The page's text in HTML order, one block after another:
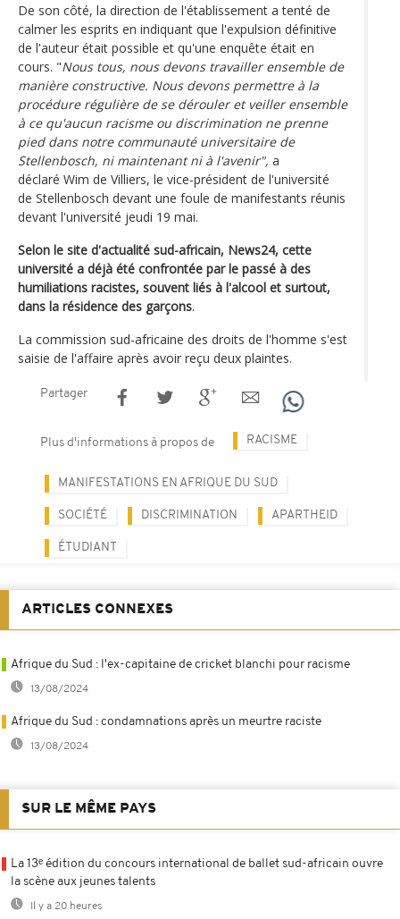
De son côté, la direction de l'établissement a tenté de
calmer les esprits en indiquant que l'expulsion définitive
de l'auteur était possible et qu'une enquête était en
cours. "Nous tous, nous devons travailler ensemble de
manière constructive. Nous devons permettre à la
procédure régulière de se dérouler et veiller ensemble
à ce qu'aucun racisme ou discrimination ne prenne
pied dans notre communauté universitaire de
Stellenbosch, ni maintenant ni à l'avenir", a
déclaré Wim de Villiers, le vice-président de l'université
de Stellenbosch devant une foule de manifestants réunis
devant l'université jeudi 19 mai.
Selon le site d'actualité sud-africain, News24, cette
université a déjà été confrontée par le passé à des
humiliations racistes, souvent liés à l'alcool et surtout,
dans la résidence des garçons.
La commission sud-africaine des droits de l'homme s'est
saisie de l'affaire après avoir reçu deux plaintes.
Partager
Plus d'informations à propos de RACISME
MANIFESTATIONS EN AFRIQUE DU SUD
SOCIÉTÉ DISCRIMINATION APARTHEID
ÉTUDIANT
ARTICLES CONNEXES
Afrique du Sud : l'ex-capitaine de cricket blanchi pour racisme
13/08/2024
Afrique du Sud : condamnations après un meurtre raciste
13/08/2024
SUR LE MÊME PAYS
La 13ᵉ édition du concours international de ballet sud-africain ouvre
la scène aux jeunes talents
Il y a 20 heures